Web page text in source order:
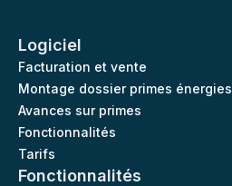
Logiciel
Facturation et vente
Montage dossier primes énergies
Avances sur primes
Fonctionnalités
Tarifs
Fonctionnalités